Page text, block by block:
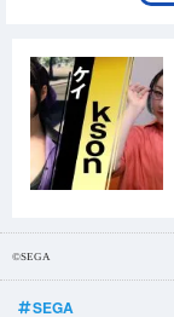
©SEGA
SEGA